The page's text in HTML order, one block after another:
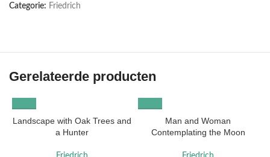
Categorie: Friedrich
Gerelateerde producten
Landscape with Oak Trees and
a Hunter
Man and Woman
Contemplating the Moon